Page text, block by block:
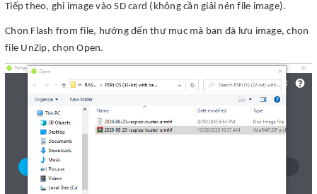
Tiếp theo, ghi image vào SD card (không cần giải nén file image).
Chọn Flash from file, hướng đến thư mục mà bạn đã lưu image, chọn
file UnZip, chọn Open.